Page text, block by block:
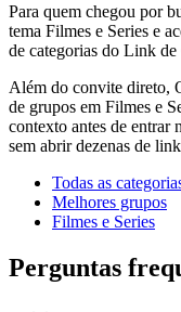
Para quem chegou por
tema Filmes e Series e
de categorias do Link de
Além do convite direto,
de grupos em Filmes e
contexto antes de
sem abrir dezenas de
Todas as
Melhores grupos
Filmes e Series
Perguntas